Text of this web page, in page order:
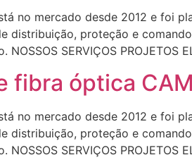
no mercado desde 2012 e foi
distribuição, proteção e
SERVIÇOS PROJETOS
fibra óptica
no mercado desde 2012 e foi
distribuição, proteção e
SERVIÇOS PROJETOS